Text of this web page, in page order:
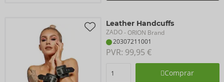
Leather Handcuffs
ZADO- ORION Brand
20307211001
PVR: 99,95 €
Comprar